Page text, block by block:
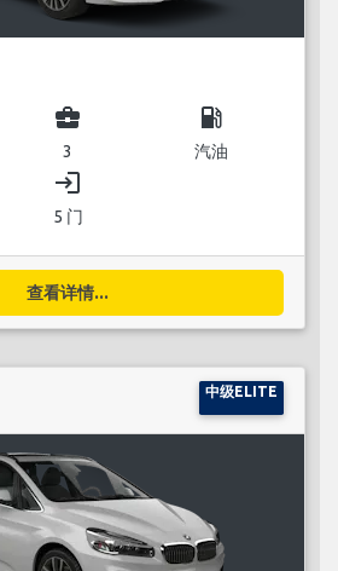
business_center
3
local_gas_station
汽油
login
5 门
查看详情...
中级ELITE